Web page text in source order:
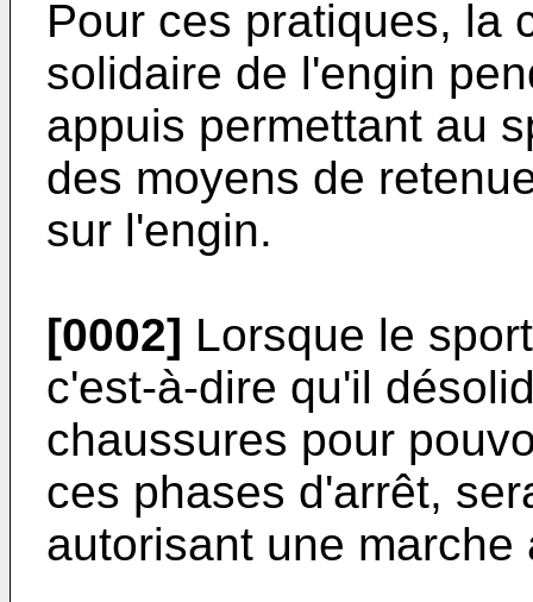
Pour ces pratiques, la
solidaire de l'engin
appuis permettant au
des moyens de
sur l'engin.
[0002] Lorsque le
c'est-à-dire qu'il
chaussures pour
ces phases d'arrêt,
autorisant une